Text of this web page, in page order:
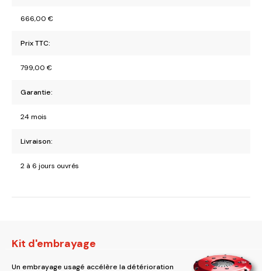
666,00 €
Prix TTC:
799,00 €
Garantie:
24 mois
Livraison:
2 à 6 jours ouvrés
Kit d'embrayage
Un embrayage usagé accélère la détérioration